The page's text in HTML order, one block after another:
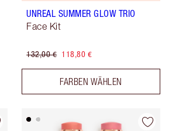
UNREAL SUMMER GLOW TRIO
Face Kit
132,00 € 118,80 €
FARBEN WÄHLEN